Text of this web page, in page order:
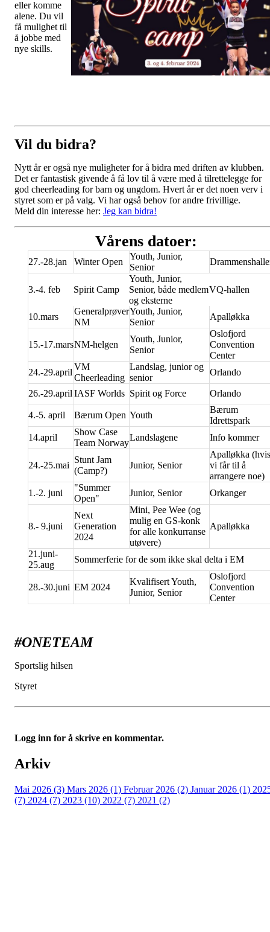
eller komme
alene. Du vil
få mulighet til
å jobbe med
nye skills.
Vil du bidra?
Nytt år er også nye muligheter for å bidra med driften av klubben.
Det erfantastisk givende å få lov til å være med å tilrettelegge for
god cheerleading for barn og ungdom. Hvert år er det noen verv i
styret som er på valg. Vi har også behov for andre frivillige.
Meld din interesse her: Jeg kan bidra!
Vårens datoer:
27.-28.jan Winter Open
Youth, Junior,
Senior
3.-4. feb Spirit Camp
Youth, Junior,
Senior, både medlem
og eksterne
VQ-hallen
10.mars
Generalprøver
NM
Youth, Junior,
Senior
Apalløkka
15.-17.marsNM-helgen
Youth, Junior,
Senior
Oslofjord
Convention
Center
24.-29.april
VM
Cheerleading
Landslag, junior og
senior
Orlando
26.-29.april IASF Worlds Spirit og Force Orlando
4.-5. april Bærum Open Youth
Bærum
Idrettspark
14.april
Show Case
Team Norway
Landslagene Info kommer
24.-25.mai
Stunt Jam
(Camp?)
Junior, Senior
Apalløkka (hvis
vi får til å
arrangere noe)
1.-2. juni
"Summer
Open"
Junior, Senior Orkanger
8.- 9.juni
Next
Generation
2024
Mini, Pee Wee (og
mulig en GS-konk
for alle konkurranse
utøvere)
Apalløkka
21.juni-
25.aug
Sommerferie for de som ikke skal delta i EM
28.-30.juni EM 2024
Kvalifisert Youth,
Junior, Senior
Oslofjord
Convention
Center
#ONETEAM
Sportslig hilsen
Styret
Logg inn for å skrive en kommentar.
Arkiv
Mai 2026 (3) Mars 2026 (1) Februar 2026 (2) Januar 2026 (1)
(7) 2024 (7) 2023 (10) 2022 (7) 2021 (2)